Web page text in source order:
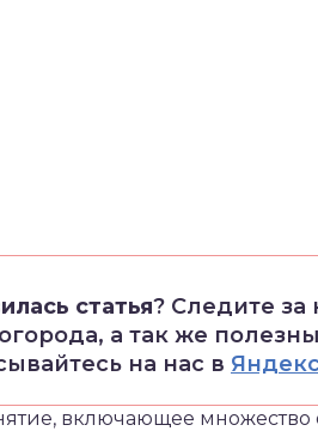
статья? Следите
а так же
на нас в
включающее множество